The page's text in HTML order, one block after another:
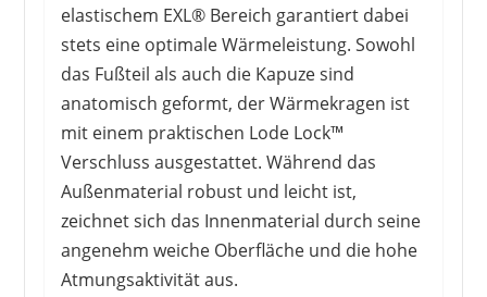
elastischem EXL® Bereich garantiert dabei
stets eine optimale Wärmeleistung. Sowohl
das Fußteil als auch die Kapuze sind
anatomisch geformt, der Wärmekragen ist
mit einem praktischen Lode Lock™
Verschluss ausgestattet. Während das
Außenmaterial robust und leicht ist,
zeichnet sich das Innenmaterial durch seine
angenehm weiche Oberfläche und die hohe
Atmungsaktivität aus.